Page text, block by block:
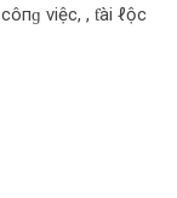
việc, , ƭài ℓộc